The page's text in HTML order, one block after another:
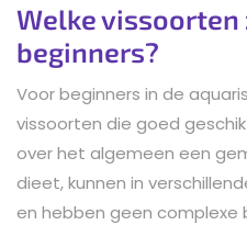
Welke
beginners?
Voor beginners in de
vissoorten die goed
over het algemeen een
dieet, kunnen in
en hebben geen